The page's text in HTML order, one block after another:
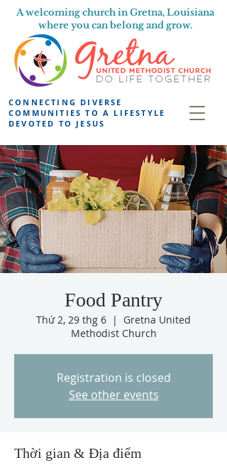
A welcoming church in Gretna, Louisiana
where you can belong and grow.
CONNECTING DIVERSE
COMMUNITIES TO A LIFESTYLE
DEVOTED TO JESUS
Food Pantry
Thứ 2, 29 thg 6
  |
Gretna United
Methodist Church
Registration is closed
See other events
Thời gian & Địa điểm